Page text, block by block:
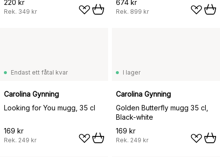
220 kr
Rek. 349 kr
674 kr
Rek. 899 kr
Endast ett fåtal kvar
Carolina Gynning
Looking for You mugg, 35 cl
169 kr
Rek. 249 kr
I lager
Carolina Gynning
Golden Butterfly mugg 35 cl,
Black-white
169 kr
Rek. 249 kr